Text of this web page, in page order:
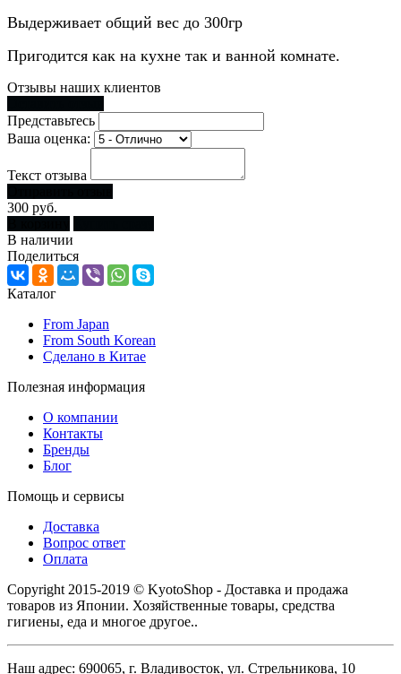
Выдерживает общий вес до 300гр
Пригодится как на кухне так и ванной комнате.
Отзывы наших клиентов
Представьтесь
Ваша оценка:
Текст отзыва
300 руб.
В наличии
Поделиться
Каталог
From Japan
From South Korean
Сделано в Китае
Полезная информация
О компании
Контакты
Бренды
Блог
Помощь и сервисы
Доставка
Вопрос ответ
Оплата
Copyright 2015-2019 © KyotoShop - Доставка и продажа
товаров из Японии. Хозяйственные товары, средства
гигиены, еда и многое другое..
Наш адрес: 690065, г. Владивосток, ул. Стрельникова, 10